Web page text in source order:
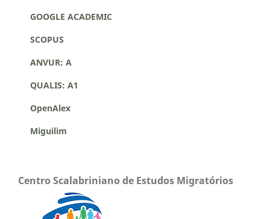
GOOGLE ACADEMIC
SCOPUS
ANVUR: A
QUALIS: A1
OpenAlex
Miguilim
Centro Scalabriniano de Estudos Migratórios